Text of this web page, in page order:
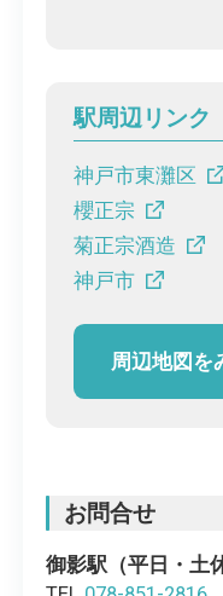
駅周辺リンク
神戸市東灘区
櫻正宗
菊正宗酒造
神戸市
周辺地図を
お問合せ
御影駅（平日・土